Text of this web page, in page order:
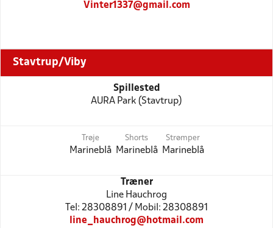
Vinter1337@gmail.com
Stavtrup/Viby
Spillested
AURA Park (Stavtrup)
Trøje
Marineblå
Shorts
Marineblå
Strømper
Marineblå
Træner
Line Hauchrog
Tel: 28308891 / Mobil: 28308891
line_hauchrog@hotmail.com